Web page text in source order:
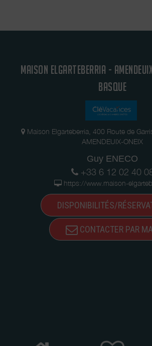
MAISON ELGARTEBERRIA -
BASQUE
Maison Elgarteberria, 400 Route de
AMENDEUIX-ONEIX
Guy ENECO
+33 6 12 02 40
https://www.maison-
DISPONIBILITÉS/
CONTACTER PAR